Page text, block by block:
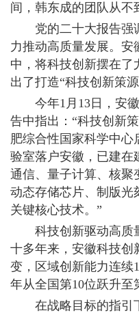
间，韩东成的团队从不
党的二十大报告强
力推动高质量发展。安
中，将科技创新摆在了
出了打造“科技创新策源
今年1月13日，安
告中指出：“科技创新
肥综合性国家科学中心
验室落户安徽，已建在
通信、量子计算、核聚
动态存储芯片、制版光
关键核心技术。”
科技创新驱动高质
十多年来，安徽科技创
变，区域创新能力连续
年从全国第10位跃升至
在战略目标的指引